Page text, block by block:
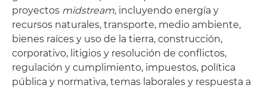
proyectos midstream, incluyendo energía y
recursos naturales, transporte, medio ambiente,
bienes raíces y uso de la tierra, construcción,
corporativo, litigios y resolución de conflictos,
regulación y cumplimiento, impuestos, política
pública y normativa, temas laborales y respuesta a